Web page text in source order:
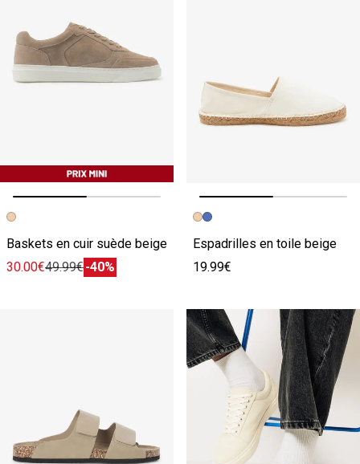
Image précédente
Image suivante
Baskets en cuir suède beige
30.00€49.99€-40%
Image précédente
Image suivante
Espadrilles en toile beige
19.99€